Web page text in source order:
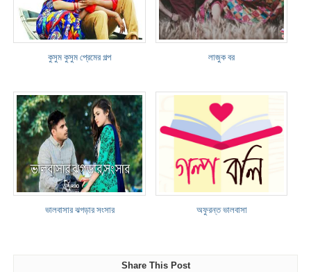
কুসুম কুসুম প্রেমের গল্প লাজুক বর
ভালবাসার ঝগড়ার সংসার অফুরন্ত ভালবাসা
Share This Post